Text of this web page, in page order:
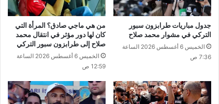
جدول مباريات طرابزون سبور
التركي في مشوار محمد صلاح
الخميس 6 أغسطس 2026 الساعة
7:36 ص
من هي ماجي صادق؟ المرأة التي
كان لها دور مؤثر في انتقال محمد
صلاح إلى طرابزون سبور التركي
الخميس 6 أغسطس 2026 الساعة
12:59 ص